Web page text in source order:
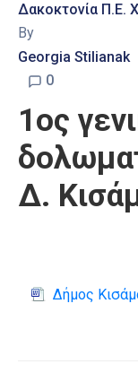
&
Δράσεις
Ψηφιακές
Επικοινωνία
Δακοκτονία Π.Ε.
By
Georgia Stilianak
0
1ος
Δ.
Δήμος